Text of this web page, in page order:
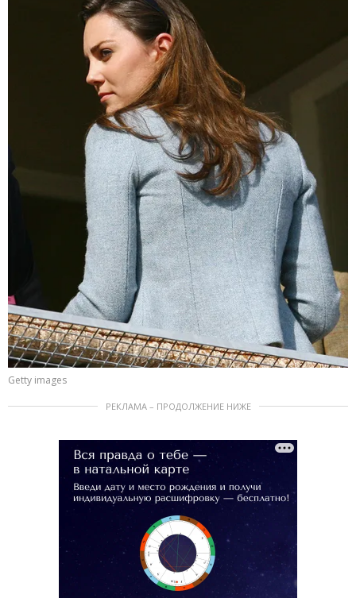
Getty images
РЕКЛАМА – ПРОДОЛЖЕНИЕ НИЖЕ